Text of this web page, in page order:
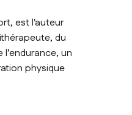
est l'auteur
du
un
physique